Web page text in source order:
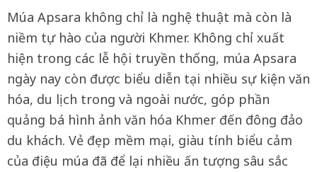
Múa Apsara không chỉ là nghệ thuật mà còn là
niềm tự hào của người Khmer. Không chỉ xuất
hiện trong các lễ hội truyền thống, múa Apsara
ngày nay còn được biểu diễn tại nhiều sự kiện văn
hóa, du lịch trong và ngoài nước, góp phần
quảng bá hình ảnh văn hóa Khmer đến đông đảo
du khách. Vẻ đẹp mềm mại, giàu tính biểu cảm
của điệu múa đã để lại nhiều ấn tượng sâu sắc